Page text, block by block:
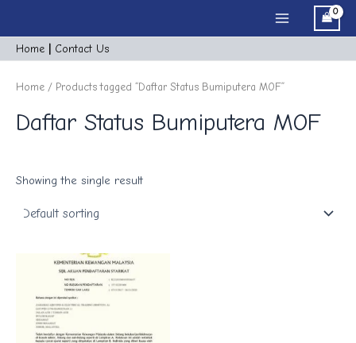
content
Main
Menu
Home Contact Us
Home / Products tagged “Daftar Status Bumiputera MOF”
Daftar Status Bumiputera MOF
Showing the single result